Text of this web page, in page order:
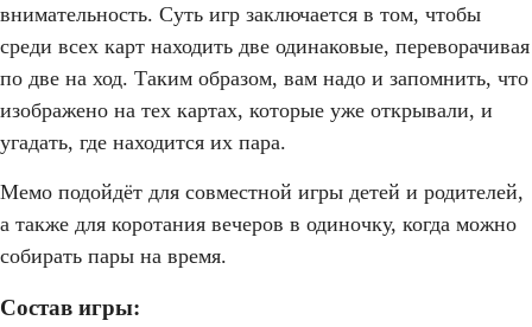
внимательность. Суть игр заключается в том, чтобы
среди всех карт находить две одинаковые, переворачивая
по две на ход. Таким образом, вам надо и запомнить, что
изображено на тех картах, которые уже открывали, и
угадать, где находится их пара.
Мемо подойдёт для совместной игры детей и родителей,
а также для коротания вечеров в одиночку, когда можно
собирать пары на время.
Состав игры: